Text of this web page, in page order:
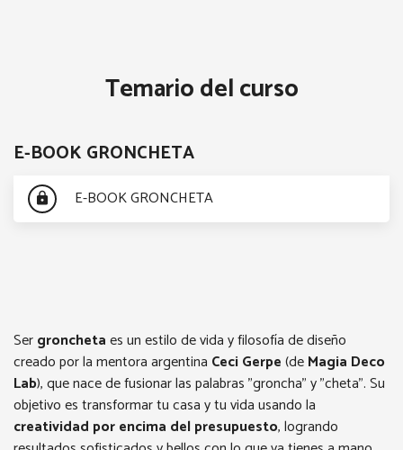
Temario del curso
E-BOOK GRONCHETA
lock E-BOOK GRONCHETA
Sergronchetaes un estilo de vida y filosofía de diseño
creado por la mentora argentina Ceci Gerpe(deMagia Deco
Lab), que nace de fusionar las palabras "groncha" y "cheta". Su
objetivo es transformar tu casa y tu vida usando la
creatividad por encima del presupuesto, logrando